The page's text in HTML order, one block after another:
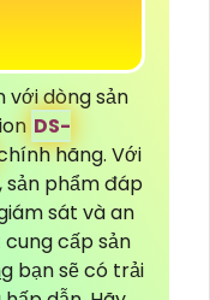
với dòng sản
DS-
hãng. Với
phẩm đáp
sát và an
cấp sản
bạn sẽ có trải